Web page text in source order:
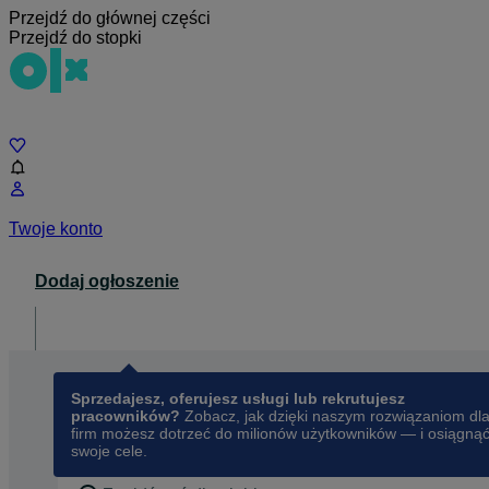
Przejdź do głównej części
Przejdź do stopki
Twoje konto
Dodaj ogłoszenie
Sprzedajesz, oferujesz usługi lub rekrutujesz
pracowników? Zobacz, jak dzięki naszym rozwiązaniom dla
firm możesz dotrzeć do milionów użytkowników — i osiągnąć
swoje cele.